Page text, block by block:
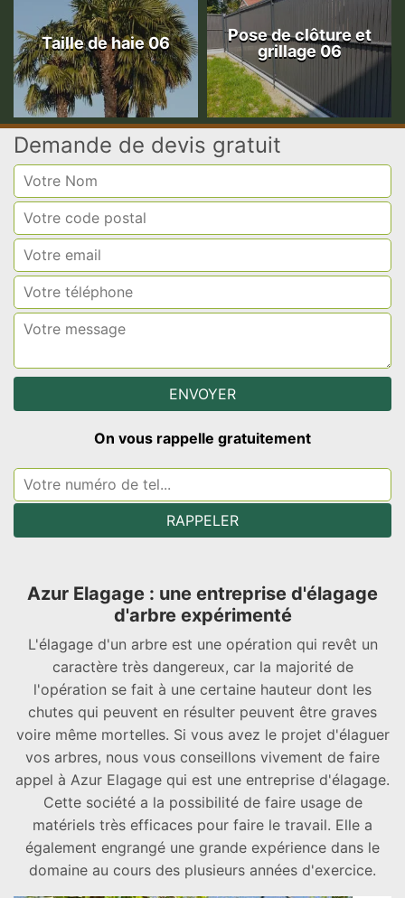
Taille de haie 06
Pose de clôture et
grillage 06
Demande de devis gratuit
On vous rappelle gratuitement
Azur Elagage : une entreprise d'élagage
d'arbre expérimenté
L'élagage d'un arbre est une opération qui revêt un
caractère très dangereux, car la majorité de
l'opération se fait à une certaine hauteur dont les
chutes qui peuvent en résulter peuvent être graves
voire même mortelles. Si vous avez le projet d'élaguer
vos arbres, nous vous conseillons vivement de faire
appel à Azur Elagage qui est une entreprise d'élagage.
Cette société a la possibilité de faire usage de
matériels très efficaces pour faire le travail. Elle a
également engrangé une grande expérience dans le
domaine au cours des plusieurs années d'exercice.